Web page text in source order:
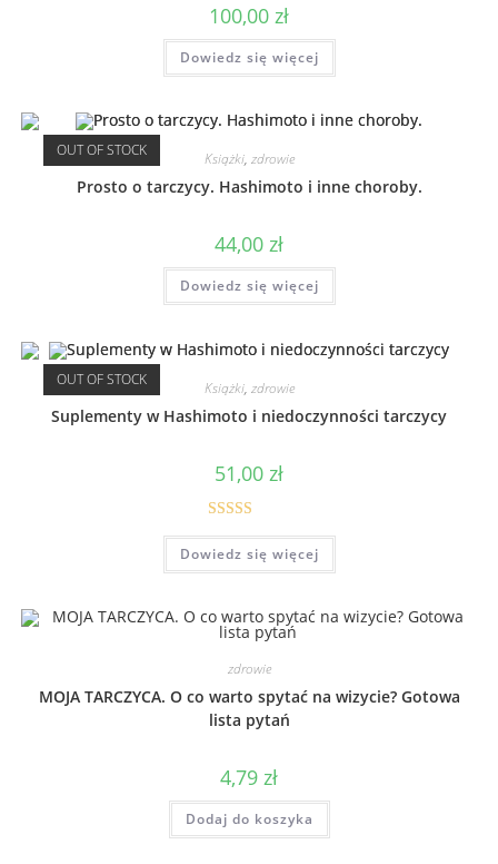
100,00 zł
Dowiedz się więcej
OUT OF STOCK Książki, zdrowie
Prosto o tarczycy. Hashimoto i inne choroby.
44,00 zł
Dowiedz się więcej
OUT OF STOCK Książki, zdrowie
Suplementy w Hashimoto i niedoczynności tarczycy
51,00 zł
Oceniono
5.00na 5
Dowiedz się więcej
zdrowie
MOJA TARCZYCA. O co warto spytać na wizycie? Gotowa
lista pytań
4,79 zł
Dodaj do koszyka